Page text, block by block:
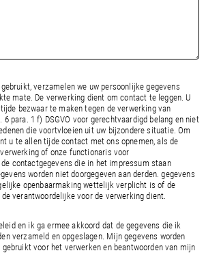
verzamelen we uw persoonlijke gegevens
mate. De verwerking dient om contact te leggen. U
bezwaar te maken tegen de verwerking van
para. 1 f) DSGVO voor gerechtvaardigd belang en niet
die voortvloeien uit uw bijzondere situatie. Om
u te allen tijde contact met ons opnemen, als de
of onze functionaris voor
contactgegevens die in het impressum staan
worden niet doorgegeven aan derden. gegevens
openbaarmaking wettelijk verplicht is of de
verantwoordelijke voor de verwerking dient.
en ik ga ermee akkoord dat de gegevens die ik
verzameld en opgeslagen. Mijn gegevens worden
voor het verwerken en beantwoorden van mijn